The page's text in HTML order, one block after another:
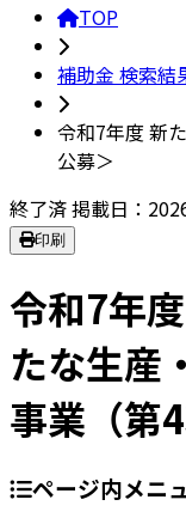
TOP
補助金 検索結
令和7年度 新
公募＞
終了済掲載日：
印刷
令和7年
たな生産
事業（第4
ページ内メニ